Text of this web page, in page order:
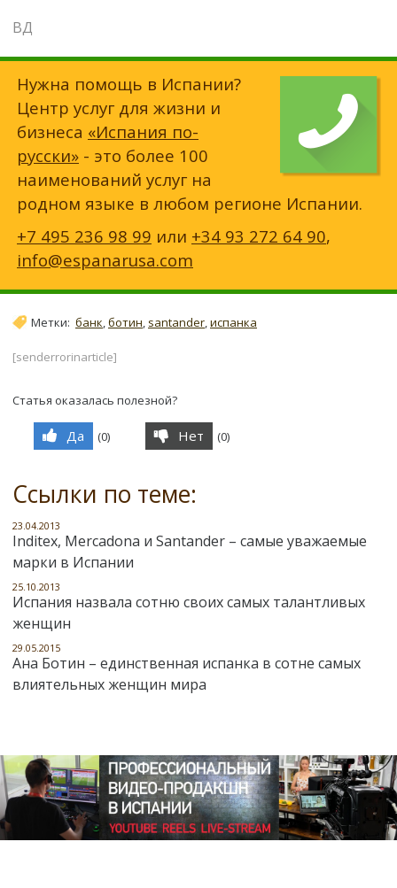
ВД
Нужна помощь в Испании?
Центр услуг для жизни и
бизнеса «Испания по-
русски» - это более 100
наименований услуг на
родном языке в любом регионе Испании.
+7 495 236 98 99 или +34 93 272 64 90,
info@espanarusa.com
Метки: банк,ботин, santander,испанка
[senderrorinarticle]
Статья оказалась полезной?
Да (0) Нет (0)
Ссылки по теме:
23.04.2013
Inditex, Mercadona и Santander – самые уважаемые
марки в Испании
25.10.2013
Испания назвала сотню своих самых талантливых
женщин
29.05.2015
Ана Ботин – единственная испанка в сотне самых
влиятельных женщин мира